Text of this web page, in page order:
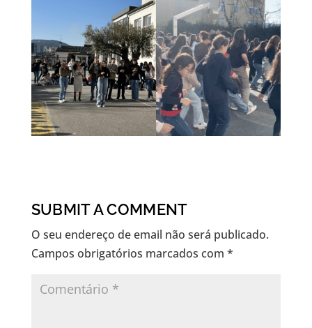
SUBMIT A COMMENT
O seu endereço de email não será publicado.
Campos obrigatórios marcados com *